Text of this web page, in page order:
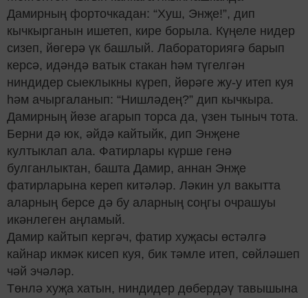
Дамирның форточкадан: “Хуш, Энҗе!”, дип
кычкырганын ишетеп, кире борыла. Күңеле нидер
сизеп, йөгерә үк башлый. Лабораториягә барып
керсә, идәндә ватык стакан һәм түгелгән
ниндидер сыеклыкны күреп, йөрәге жу-у итеп куя
һәм ачыргаланып: “Нишләдең?” дип кычкыра.
Дамирның йөзе агарып торса да, үзен тыныч тота.
Берни дә юк, әйдә кайтыйк, дип Энҗене
култыклап ала. Фатирлары күрше генә
булганлыктан, башта Дамир, аннан Энҗе
фатирларына кереп китәләр. Ләкин ул вакытта
аларның берсе дә бу аларның соңгы очрашуы
икәнлеген аңламый.
Дамир кайтып кергәч, фатир хуҗасы өстәлгә
кайнар икмәк кисеп куя, бик тәмле итеп, сөйләшеп
чәй эчәләр.
Төнлә хуҗа хатын, ниндидер дөбердәү тавышына